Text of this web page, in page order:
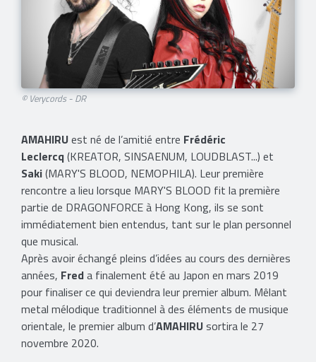
© Verycords - DR
AMAHIRUest né de l’amitié entre Frédéric
Leclercq(KREATOR, SINSAENUM, LOUDBLAST...) et
Saki(MARY'S BLOOD, NEMOPHILA). Leur première
rencontre a lieu lorsque MARY'S BLOOD fit la première
partie de DRAGONFORCE à Hong Kong, ils se sont
immédiatement bien entendus, tant sur le plan personnel
que musical.
Après avoir échangé pleins d’idées au cours des dernières
années, Freda finalement été au Japon en mars 2019
pour finaliser ce qui deviendra leur premier album. Mêlant
metal mélodique traditionnel à des éléments de musique
orientale, le premier album d’AMAHIRUsortira le 27
novembre 2020.